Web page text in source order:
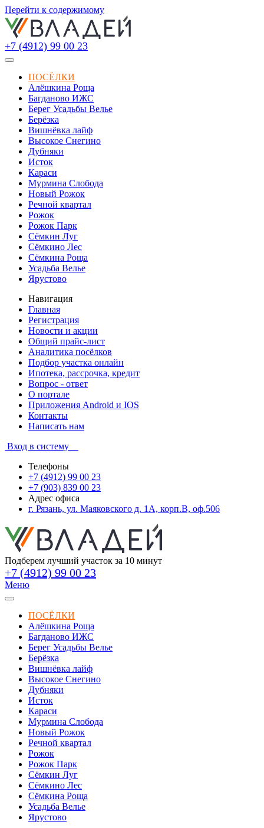
Перейти к содержимому
+7 (4912) 99 00 23
ПОСЁЛКИ
Алёшкина Роща
Багданово ИЖС
Берег Усадьбы Велье
Берёзка
Вишнёвка лайф
Высокое Снегино
Дубняки
Исток
Караси
Мурмина Слобода
Новый Рожок
Речной квартал
Рожок
Рожок Парк
Сёмкин Луг
Сёмкино Лес
Сёмкина Роща
Усадьба Велье
Ярустово
Навигация
Главная
Регистрация
Новости и акции
Общий прайс-лист
Аналитика посёлков
Подбор участка онлайн
Ипотека, рассрочка, кредит
Вопрос - ответ
О портале
Приложения Android и IOS
Контакты
Написать нам
Вход в систему
Телефоны
+7 (4912) 99 00 23
+7 (903) 839 00 23
Адрес офиса
г. Рязань, ул. Маяковского д. 1А, корп.В, оф.506
Подберем лучший участок за 10 минут
+7 (4912) 99 00 23
Меню
ПОСЁЛКИ
Алёшкина Роща
Багданово ИЖС
Берег Усадьбы Велье
Берёзка
Вишнёвка лайф
Высокое Снегино
Дубняки
Исток
Караси
Мурмина Слобода
Новый Рожок
Речной квартал
Рожок
Рожок Парк
Сёмкин Луг
Сёмкино Лес
Сёмкина Роща
Усадьба Велье
Ярустово